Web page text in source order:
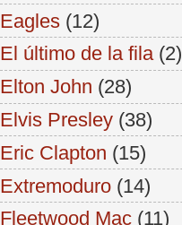
Eagles (12)
El último de la fila (2)
Elton John (28)
Elvis Presley (38)
Eric Clapton (15)
Extremoduro (14)
Fleetwood Mac (11)